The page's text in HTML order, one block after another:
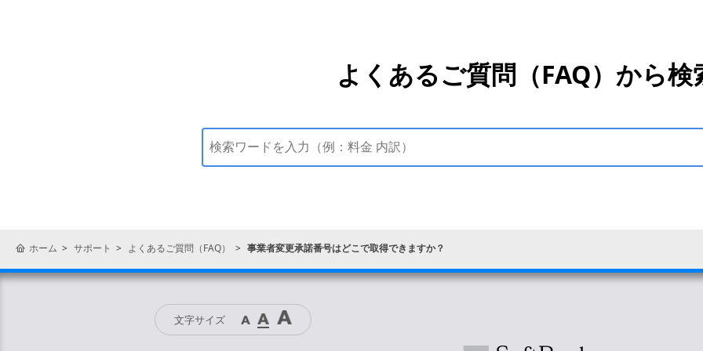
よくあるご質問（FAQ）から検
ホーム サポート よくあるご質問（FAQ） 事業者変更承諾番号はどこで取得できますか？
文字サイズ